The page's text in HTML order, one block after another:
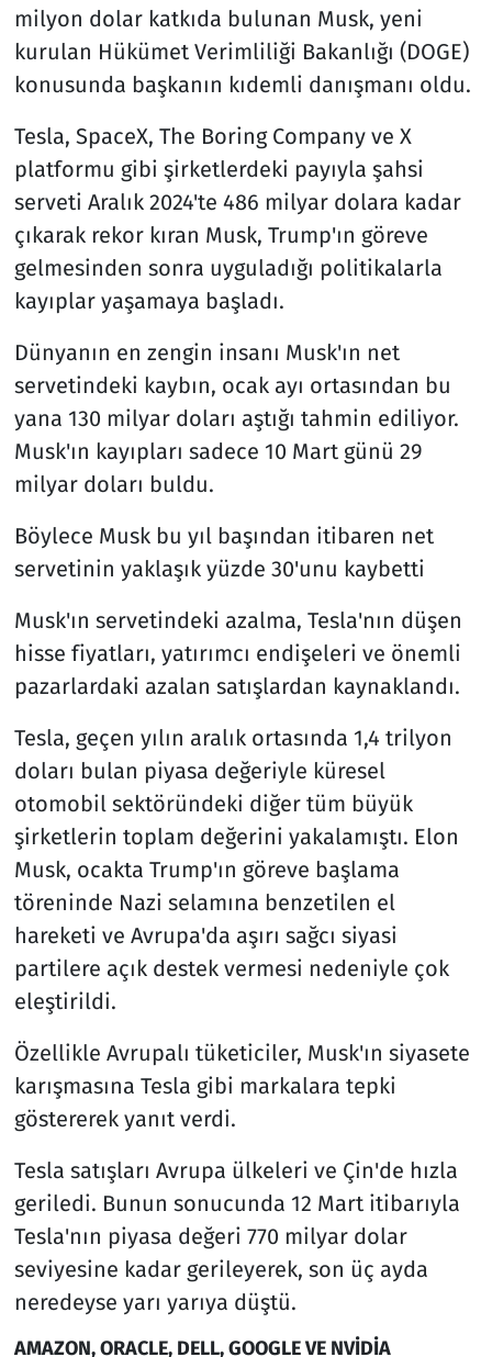
milyon dolar katkıda bulunan Musk, yeni
kurulan Hükümet Verimliliği Bakanlığı (DOGE)
konusunda başkanın kıdemli danışmanı oldu.
Tesla, SpaceX, The Boring Company ve X
platformu gibi şirketlerdeki payıyla şahsi
serveti Aralık 2024'te 486 milyar dolara kadar
çıkarak rekor kıran Musk, Trump'ın göreve
gelmesinden sonra uyguladığı politikalarla
kayıplar yaşamaya başladı.
Dünyanın en zengin insanı Musk'ın net
servetindeki kaybın, ocak ayı ortasından bu
yana 130 milyar doları aştığı tahmin ediliyor.
Musk'ın kayıpları sadece 10 Mart günü 29
milyar doları buldu.
Böylece Musk bu yıl başından itibaren net
servetinin yaklaşık yüzde 30'unu kaybetti
Musk'ın servetindeki azalma, Tesla'nın düşen
hisse fiyatları, yatırımcı endişeleri ve önemli
pazarlardaki azalan satışlardan kaynaklandı.
Tesla, geçen yılın aralık ortasında 1,4 trilyon
doları bulan piyasa değeriyle küresel
otomobil sektöründeki diğer tüm büyük
şirketlerin toplam değerini yakalamıştı. Elon
Musk, ocakta Trump'ın göreve başlama
töreninde Nazi selamına benzetilen el
hareketi ve Avrupa'da aşırı sağcı siyasi
partilere açık destek vermesi nedeniyle çok
eleştirildi.
Özellikle Avrupalı tüketiciler, Musk'ın siyasete
karışmasına Tesla gibi markalara tepki
göstererek yanıt verdi.
Tesla satışları Avrupa ülkeleri ve Çin'de hızla
geriledi. Bunun sonucunda 12 Mart itibarıyla
Tesla'nın piyasa değeri 770 milyar dolar
seviyesine kadar gerileyerek, son üç ayda
neredeyse yarı yarıya düştü.
AMAZON, ORACLE, DELL, GOOGLE VE NVİDİA